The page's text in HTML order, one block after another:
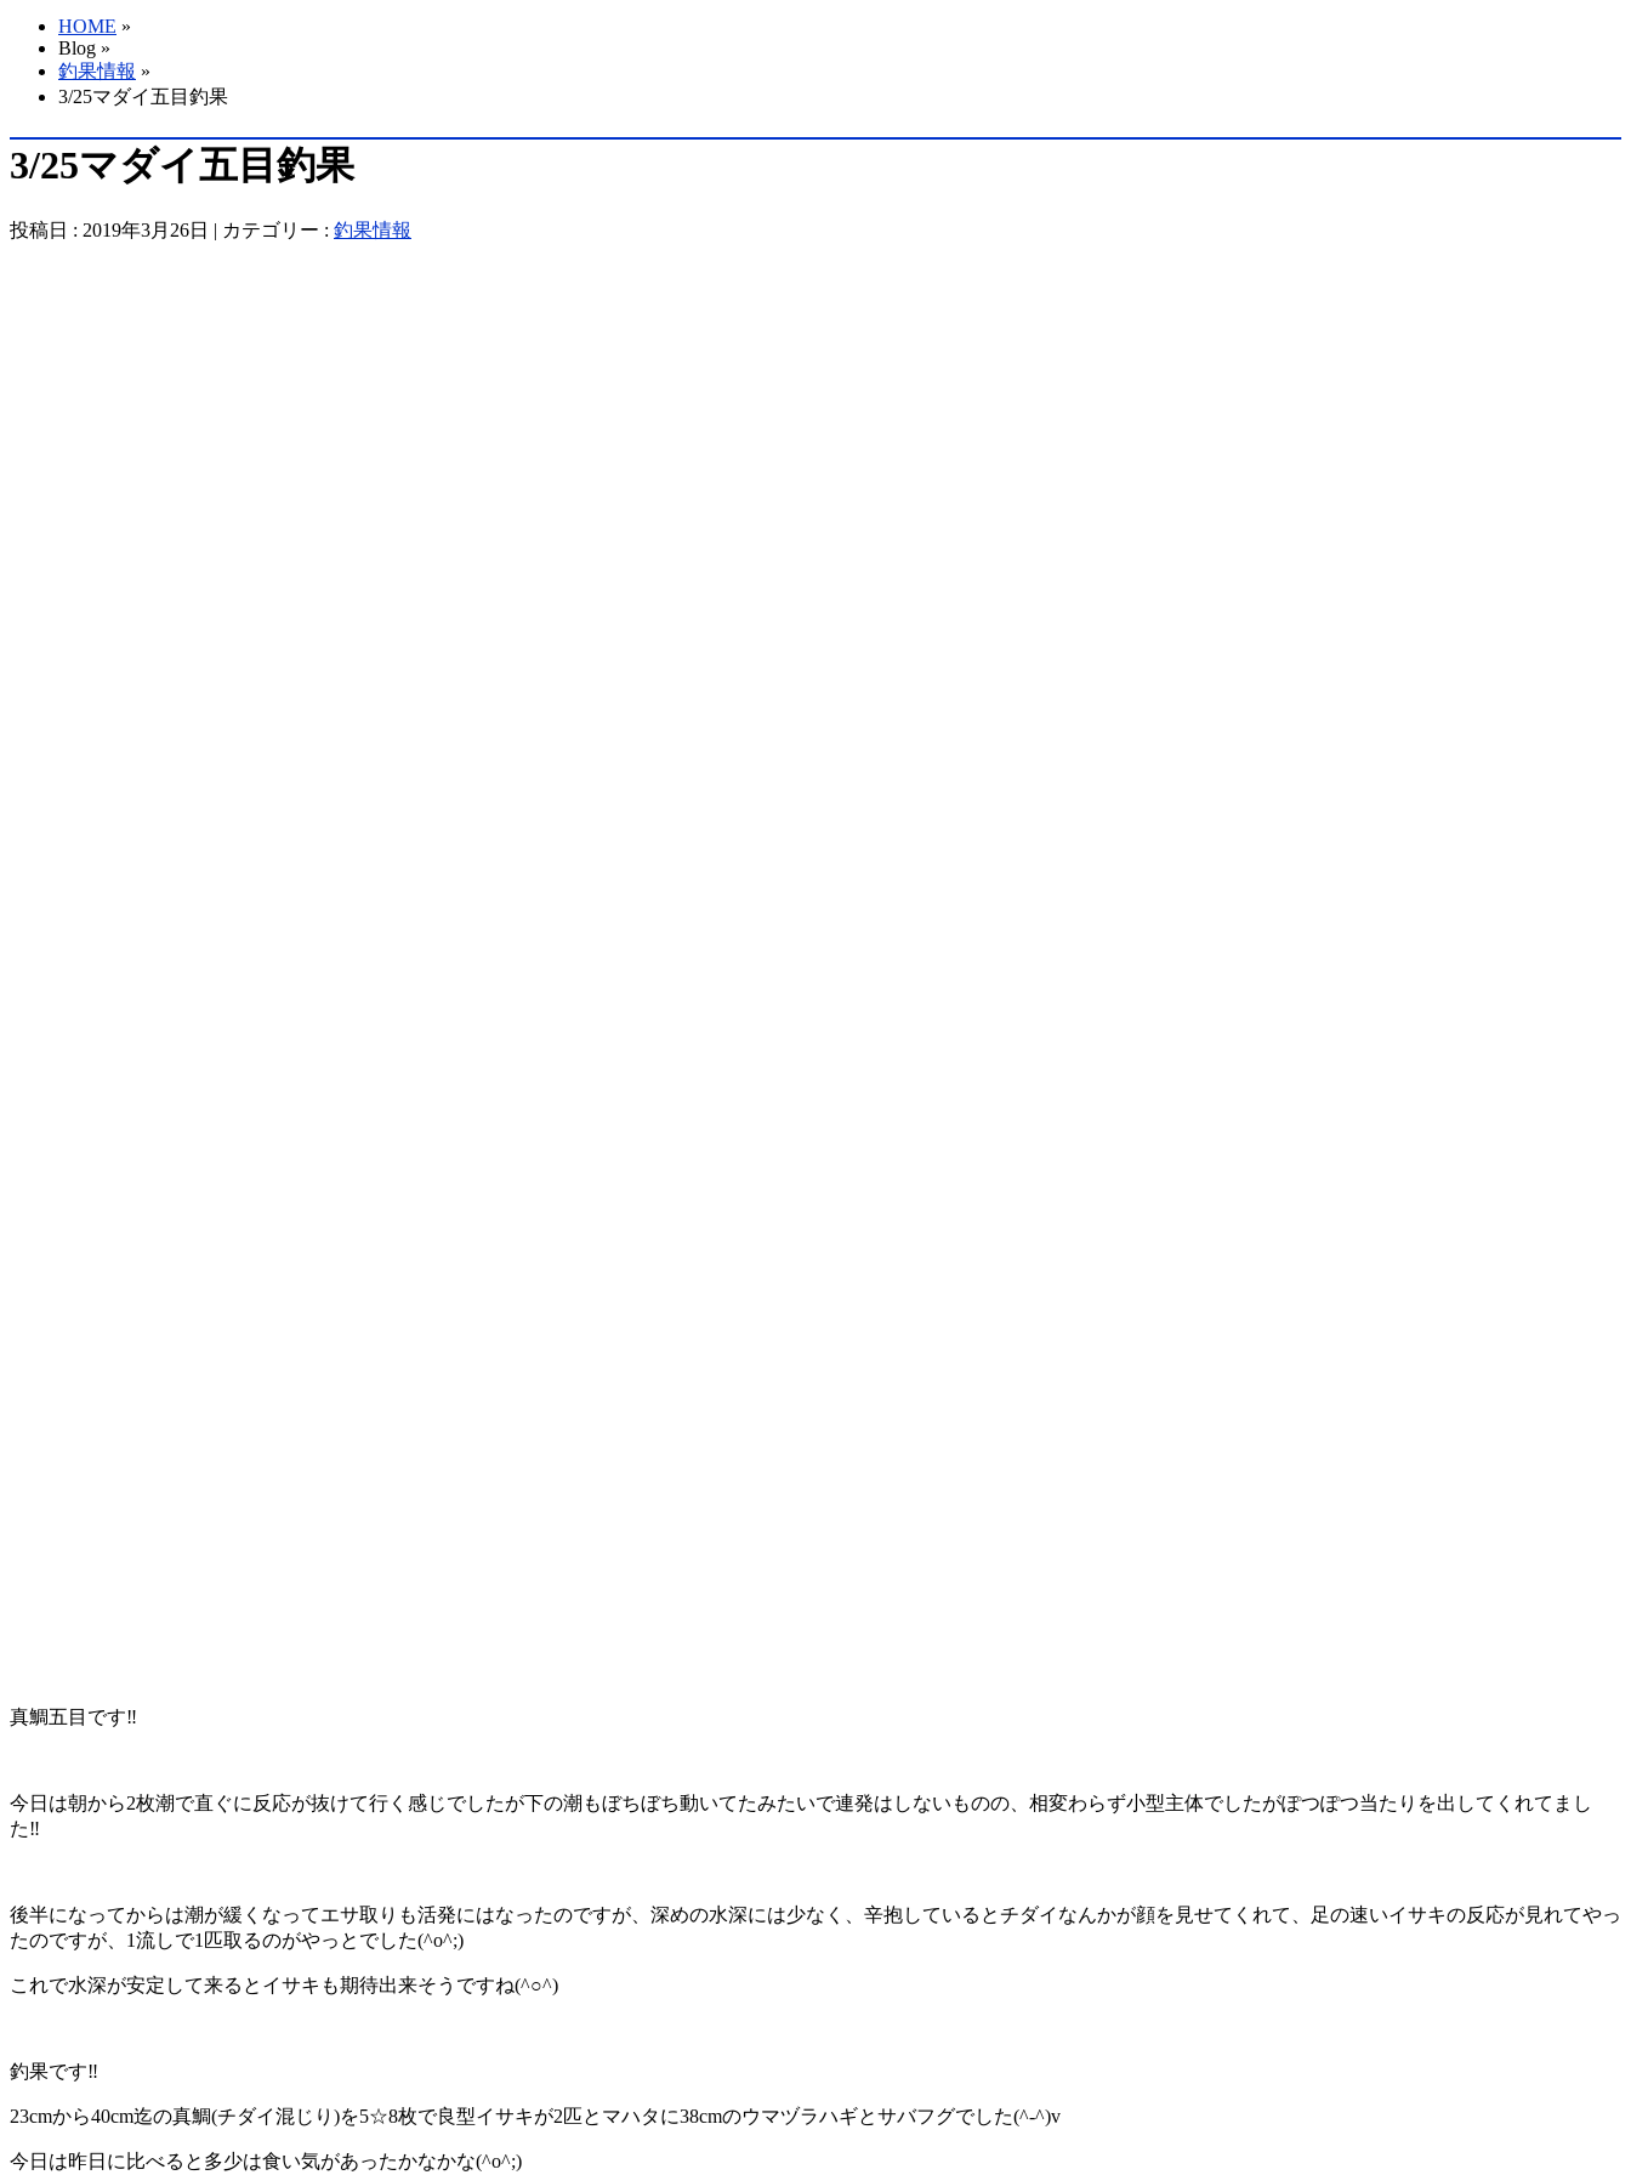
HOME »
Blog »
釣果情報 »
3/25マダイ五目釣果
3/25マダイ五目釣果
投稿日 : 2019年3月26日 | カテゴリー : 釣果情報
真鯛五目です‼️
今日は朝から2枚潮で直ぐに反応が抜けて行く感じでしたが下の潮もぼちぼち動いてたみたいで連発はしないものの、相変わらず小型主体でしたがぽつぽつ当たりを出してくれてまし
た‼️
後半になってからは潮が緩くなってエサ取りも活発にはなったのですが、深めの水深には少なく、辛抱しているとチダイなんかが顔を見せてくれて、足の速いイサキの反応が見れてやっ
たのですが、1流しで1匹取るのがやっとでした(^o^;)
これで水深が安定して来るとイサキも期待出来そうですね(^○^)
釣果です‼️
23cmから40cm迄の真鯛(チダイ混じり)を5☆8枚で良型イサキが2匹とマハタに38cmのウマヅラハギとサバフグでした(^-^)v
今日は昨日に比べると多少は食い気があったかなかな(^o^;)